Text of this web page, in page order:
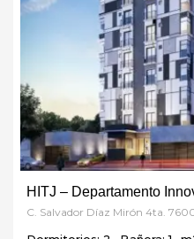
HITJ – Departamento